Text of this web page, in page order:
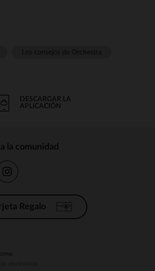
DESCARGAR LA
APLICACIÓN
la comunidad
Regalo